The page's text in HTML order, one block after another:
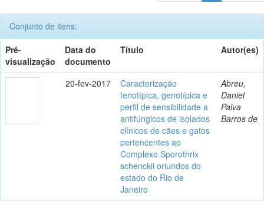
Conjunto de itens:
Pré-
visualização
Data do
documento
Título Autor(es)
20-fev-2017
Caracterização
fenotípica, genotípica e
perfil de sensibilidade a
antifúngicos de isolados
clínicos de cães e gatos
pertencentes ao
Complexo Sporothrix
schenckii oriundos do
estado do Rio de
Janeiro
Abreu,
Daniel
Paiva
Barros de